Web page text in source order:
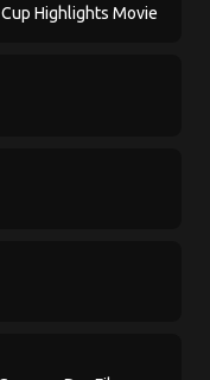
Highlights Movie